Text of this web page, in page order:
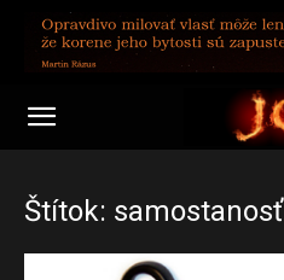
Štítok: samostanosť